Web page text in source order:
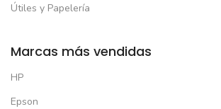
Útiles y Papelería
Marcas más vendidas
HP
Epson